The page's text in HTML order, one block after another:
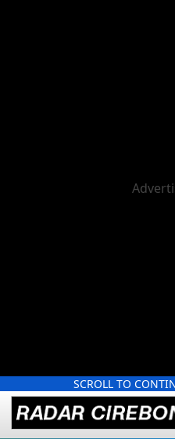
SCROLL TO